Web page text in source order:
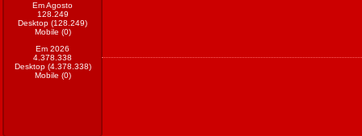
Em Agosto
128.249
Desktop (128.249)
Mobile (0)
Em 2026
4.378.338
Desktop (4.378.338)
Mobile (0)